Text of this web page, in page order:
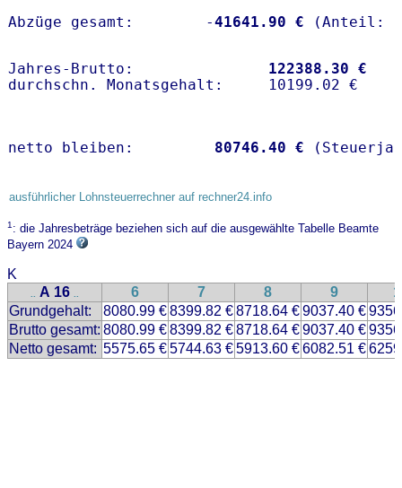
Abzüge gesamt:        -41641.90 €
Jahres-Brutto: 122388.30 €
netto bleiben: 80746.40 €
ausführlicher Lohnsteuerrechner auf rechner24.info
1: die Jahresbeträge beziehen sich auf die ausgewählte Tabelle Beamte
Bayern 2024
K
.. A 16 .. 6 7 8 9
Grundgehalt:
8080.99 €8399.82 €8718.64 €9037.40 €
Brutto gesamt: 8080.99 €8399.82 €8718.64 €9037.40 €
Netto gesamt: 5575.65 €5744.63 €5913.60 €6082.51 €